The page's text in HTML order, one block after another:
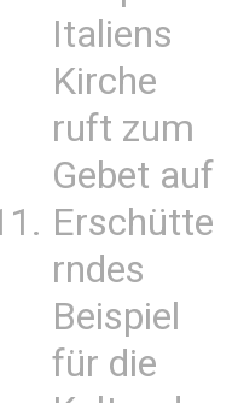
Italiens
Kirche
ruft zum
Gebet auf
Erschütte
rndes
Beispiel
für die